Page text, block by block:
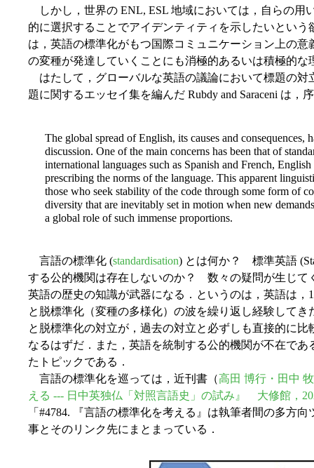
しかし，世界の ENL, ESL 地域においては，自らの用
的に選択することでアイデンティティを示したいとい
は，英語の標準化がもつ国際コミュニケーション上の
の変種が発達していくことにも消極的あるいは積極的な
はたして，グローバルな英語の議論において標題の対
題に関するエッセイ集を編んだ Rubdy and Saraceni は，
The global spread of English, its causes and consequences,
discussion. One of the main concerns has been that of
international languages such as Spanish and French,
prescribing the norms of the language. This apparent
those who seek stability of the code through some form of
diversity that are inevitably set in motion when new
a global role of such immense proportions.
言語の標準化 (standardisation) とは何か？ 標準英語
する公的機関は存在しないのか？ 数々の疑問が生じて
英語の歴史の知識が武器になる．というのは，英語は
と脱標準化（変種の多様化）の波を繰り返し経験して
と脱標準化の対立が，過去の対立と必ずしも直接的に
なるはずだ．また，英語を統制する公的機関が不在で
たトピックである．
言語の標準化を巡っては，近刊書（高田 博行・田中
える --- 日中英独仏「対照言語史」の試み』 大修館，
「#4784. 『言語の標準化を考える』は執筆者間の多方
事とそのリンク先にまとまっている．